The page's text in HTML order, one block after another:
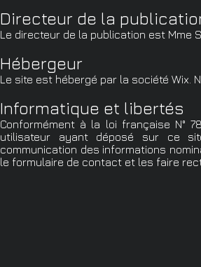
Directeur de la
Le directeur de la publication est Mme
Hébergeur
Le site est hébergé par la société Wix .
Informatique et libertés
Conformément à la loi française N°
utilisateur ayant déposé sur ce
communication des informations
le formulaire de contact et les faire